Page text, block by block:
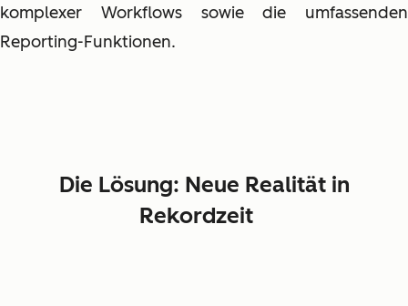
komplexer Workflows sowie die umfassenden
Reporting-Funktionen.
Die Lösung: Neue Realität in
Rekordzeit